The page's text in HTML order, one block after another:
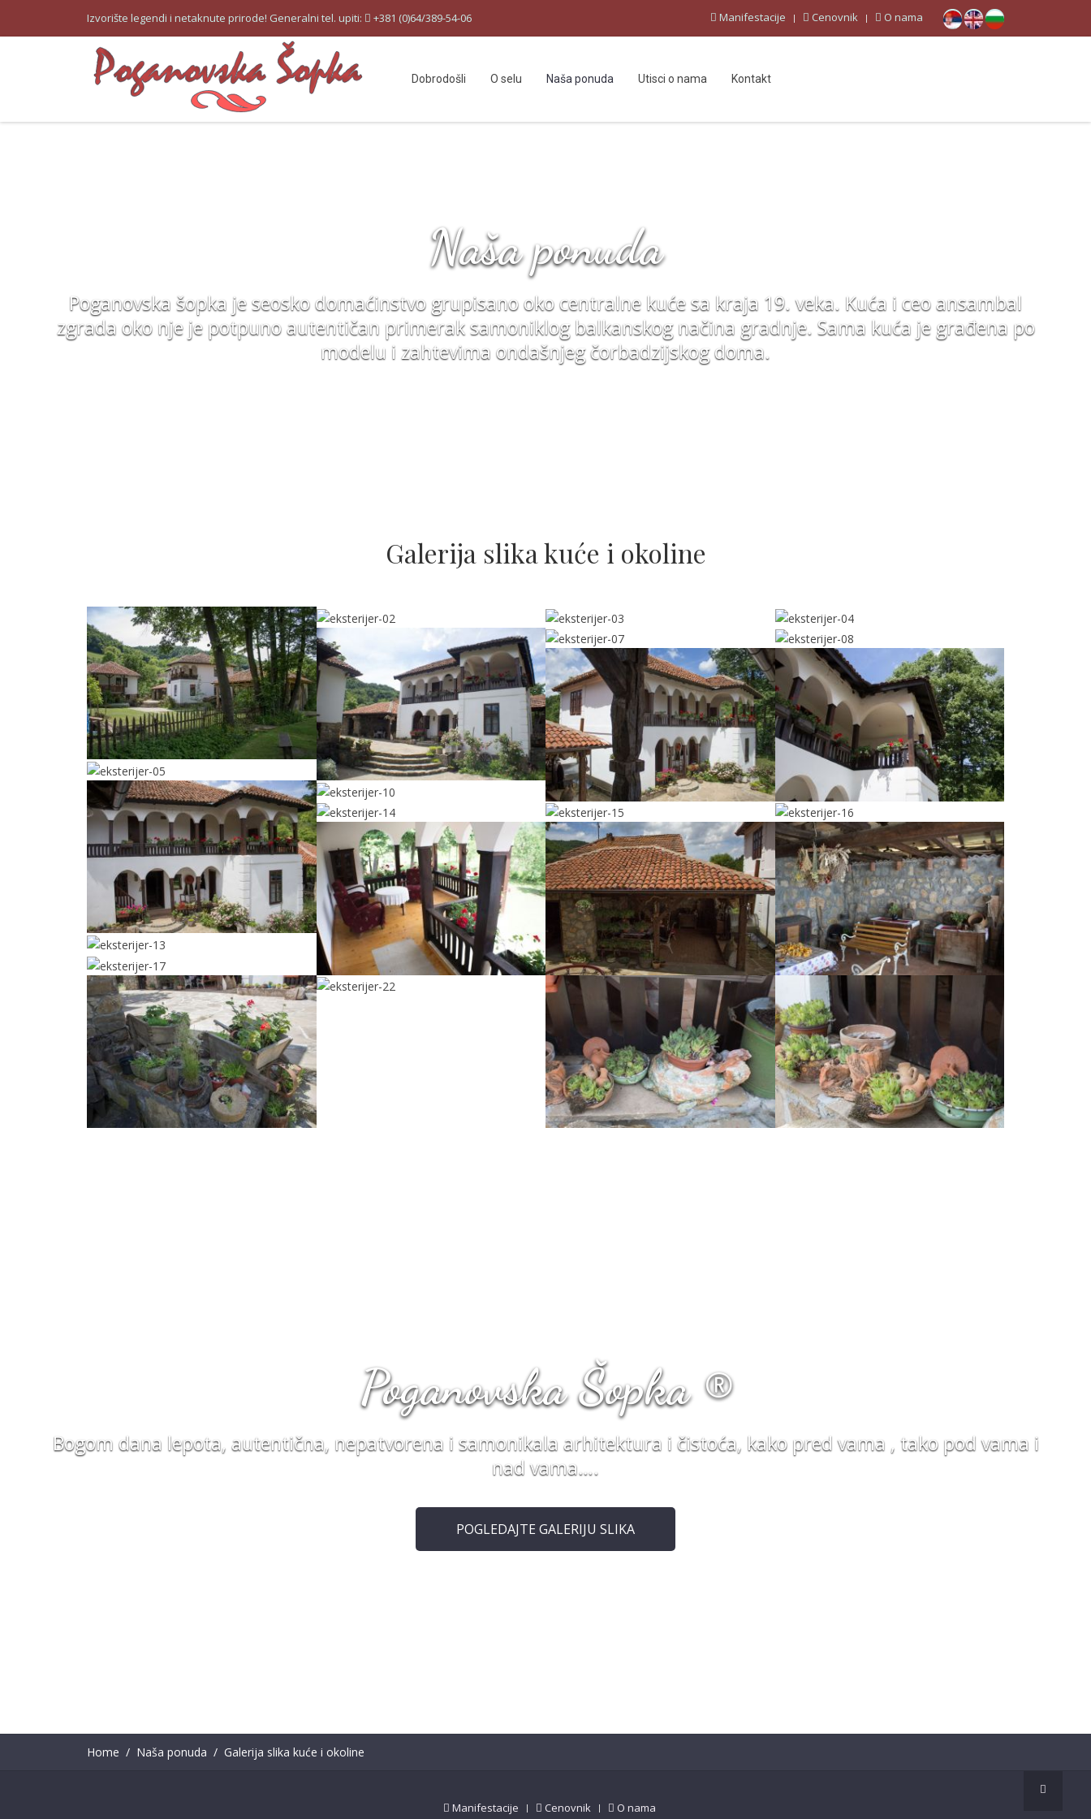
Izvorište legendi i netaknute prirode! Generalni tel. upiti: +381 (0)64/389-54-06 Manifestacije Cenovnik O nama
Dobrodošli O selu Naša ponuda Utisci o nama Kontakt
Naša ponuda
Poganovska šopka je seosko domaćinstvo grupisano oko centralne kuće sa kraja 19. veka. Kuća i ceo ansambal
zgrada oko nje je potpuno autentičan primerak samoniklog balkanskog načina gradnje. Sama kuća je građena po
modelu i zahtevima ondašnjeg čorbadzijskog doma.
Galerija slika kuće i okoline
Poganovska Šopka ®
Bogom dana lepota, autentična, nepatvorena i samonikala arhitektura i čistoća, kako pred vama , tako pod vama i
nad vama….
POGLEDAJTE GALERIJU SLIKA
Home Naša ponuda Galerija slika kuće i okoline
Manifestacije Cenovnik O nama